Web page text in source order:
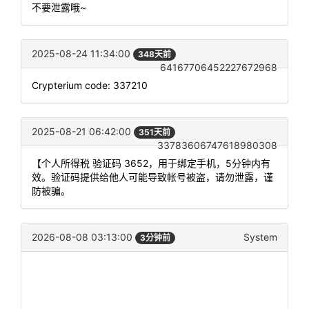
不要泄露哦~
2025-08-24 11:34:00 348天前
64167706452227672968
Crypterium code: 337210
2025-08-21 06:42:00 351天前
33783606747618980308
【个人所得税 验证码 3652，用于绑定手机，5分钟内有
效。验证码提供给他人可能导致帐号被盗，请勿泄露，谨
防被骗。
2026-08-08 03:13:00 3分钟前 System